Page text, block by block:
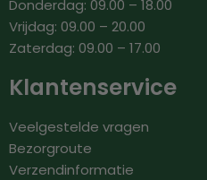
Donderdag: 09.00 – 18.00
Vrijdag: 09.00 – 20.00
Zaterdag: 09.00 – 17.00
Klantenservice
Veelgestelde vragen
Bezorgroute
Verzendinformatie